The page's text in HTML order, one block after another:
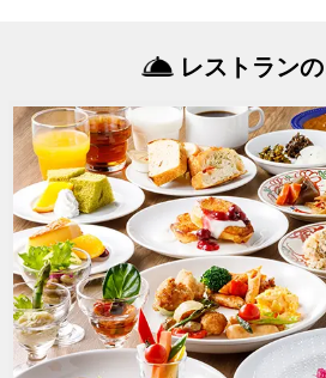
レストラン